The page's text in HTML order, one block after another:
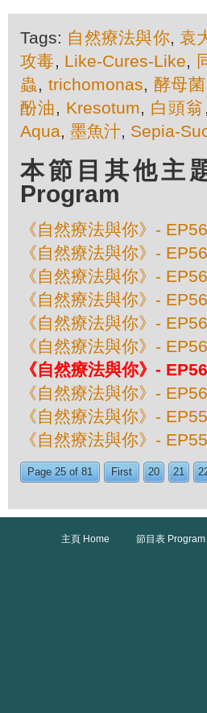
Tags: 自然療法與你, 袁
攻毒, Like-Cures-Like,
蟲, trichomonas, 酵母菌
酚油, Kresotum, 白頭翁 ,
Aqua, 墨魚汁, Sepia-
本節目其他主
Program
《自然療法與你》-
《自然療法與你》-
《自然療法與你》-
《自然療法與你》-
《自然療法與你》-
《自然療法與你》-
《自然療法與你》-
《自然療法與你》-
《自然療法與你》-
《自然療法與你》-
Page 25 of 81 First 20 21
主頁 Home 節目表 Program